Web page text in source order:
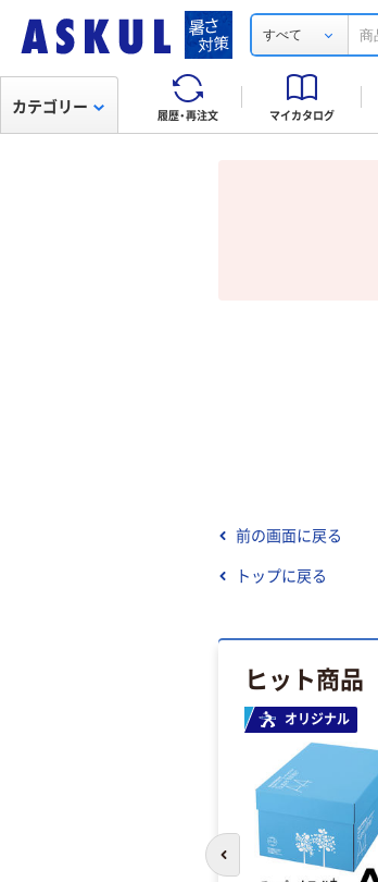
すべて
履歴・再注文 マイカタログ
カテゴリー
前の画面に戻る
トップに戻る
ヒット商品
オリジナル
前のスライドへ